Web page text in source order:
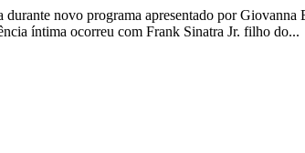
novo programa apresentado por
íntima ocorreu com Frank Sinatra Jr. filho do...